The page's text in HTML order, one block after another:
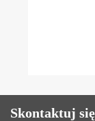
Skontaktuj